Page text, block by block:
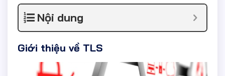
Nội dung
Giới thiệu về TLS